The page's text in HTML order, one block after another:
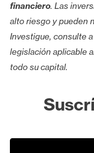
financiero. Las
alto riesgo y pueden
Investigue, consulte
legislación aplicable
todo su capital.